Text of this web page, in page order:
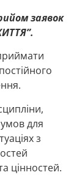
заявок
для
з
цінностей.